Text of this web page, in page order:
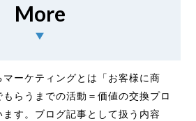
More
ーケティングとは「お客様に商
らうまでの活動＝価値の交換プロ
す。ブログ記事として扱う内容